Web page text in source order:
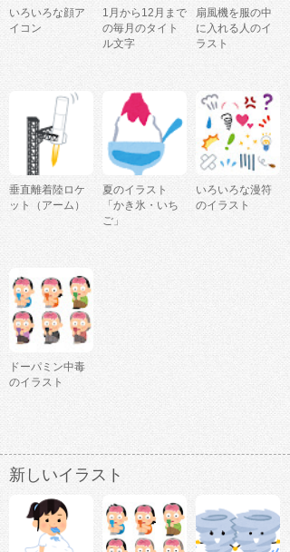
いろいろな顔ア
イコン
1月から12月まで
の毎月のタイト
ル文字
扇風機を服の中
に入れる人のイ
ラスト
垂直離着陸ロケ
ット（アーム）
夏のイラスト
「かき氷・いち
ご」
いろいろな漫符
のイラスト
ドーパミン中毒
のイラスト
新しいイラスト